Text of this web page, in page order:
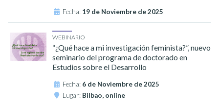
Fecha: 19 de Noviembre de 2025
WEBINARIO
“¿Qué hace a mi investigación feminista?”, nuevo
seminario del programa de doctorado en
Estudios sobre el Desarrollo
Fecha: 6 de Noviembre de 2025
Lugar: Bilbao, online